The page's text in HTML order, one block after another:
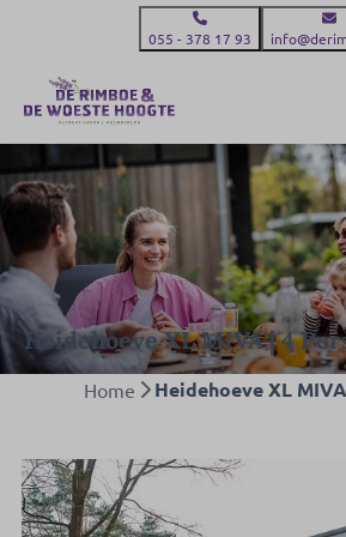
055 - 378 17 93
Heidehoeve XL MIVA | 4
Home Heidehoeve XL